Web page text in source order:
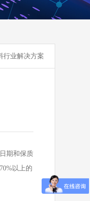
行业解决方案
期和保质
以上的